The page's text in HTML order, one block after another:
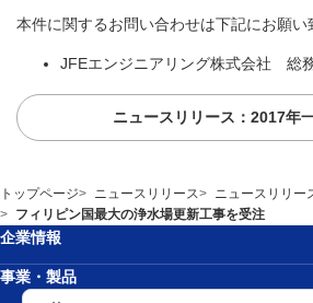
本件に関するお問い合わせは下記にお願い
JFEエンジニアリング株式会社 総
ニュースリリース：2017年
トップページ ニュースリリース
ニュースリリー
フィリピン国最大の浄水場更新工事を受注
企業情報
事業・製品